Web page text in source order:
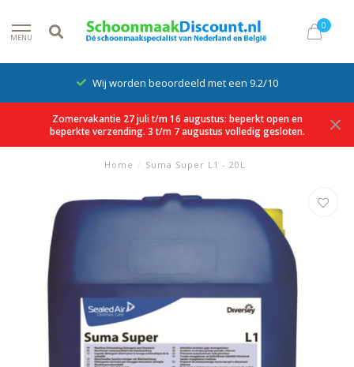
MENU
0
Wij worden beoordeeld met een 9.2/10
Zomervakantie 27 juli t/m 16 augustus: beperkt open en
beperkte verzending. 3 t/m 7 augustus volledig gesloten.
Home / Suma Super L1 - 20L